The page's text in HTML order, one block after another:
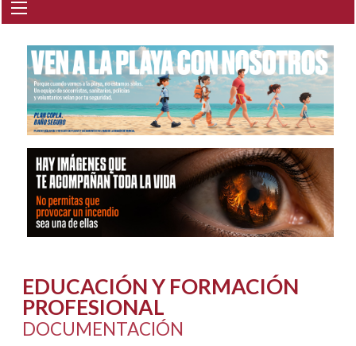
EDUCACIÓN Y FORMACIÓN
PROFESIONAL
DOCUMENTACIÓN